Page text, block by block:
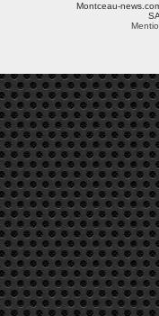
Montceau-